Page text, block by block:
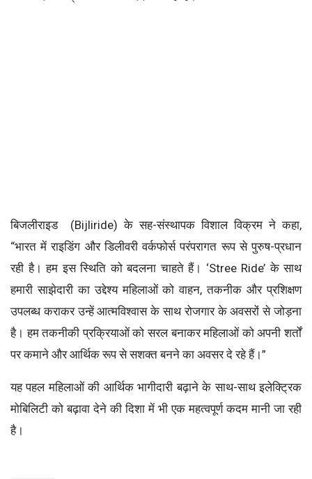
बिजलीराइड (Bijliride) के सह-संस्थापक विशाल विक्रम ने कहा,
“भारत में राइडिंग और डिलीवरी वर्कफोर्स परंपरागत रूप से पुरुष-प्रधान
रही है। हम इस स्थिति को बदलना चाहते हैं। ‘Stree Ride’ के साथ
हमारी साझेदारी का उद्देश्य महिलाओं को वाहन, तकनीक और प्रशिक्षण
उपलब्ध कराकर उन्हें आत्मविश्वास के साथ रोजगार के अवसरों से जोड़ना
है। हम तकनीकी प्रक्रियाओं को सरल बनाकर महिलाओं को अपनी शर्तों
पर कमाने और आर्थिक रूप से सशक्त बनने का अवसर दे रहे हैं।”
यह पहल महिलाओं की आर्थिक भागीदारी बढ़ाने के साथ-साथ इलेक्ट्रिक
मोबिलिटी को बढ़ावा देने की दिशा में भी एक महत्वपूर्ण कदम मानी जा रही
है।